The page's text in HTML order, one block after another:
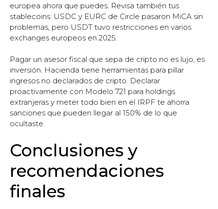
europea ahora que puedes. Revisa también tus
stablecoins: USDC y EURC de Circle pasaron MiCA sin
problemas, pero USDT tuvo restricciones en varios
exchanges europeos en 2025.
Pagar un asesor fiscal que sepa de cripto no es lujo, es
inversión. Hacienda tiene herramientas para pillar
ingresos no declarados de cripto. Declarar
proactivamente con Modelo 721 para holdings
extranjeras y meter todo bien en el IRPF te ahorra
sanciones que pueden llegar al 150% de lo que
ocultaste.
Conclusiones y
recomendaciones
finales